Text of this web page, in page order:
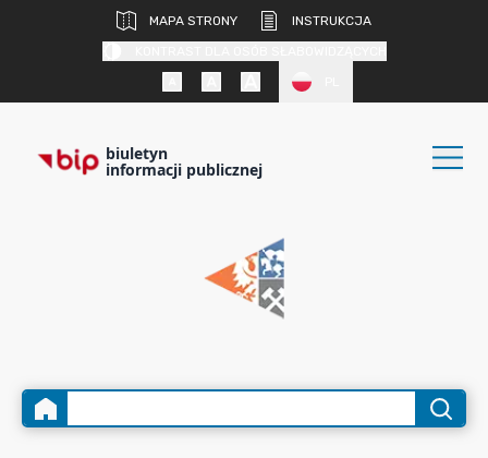
MAPA STRONY
INSTRUKCJA
biuletyn
informacji publicznej